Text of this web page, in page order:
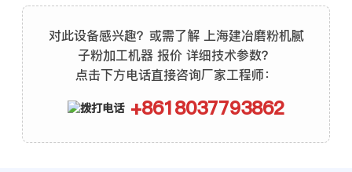
对此设备感兴趣？或需了解 上海建冶磨粉机腻
子粉加工机器 报价 详细技术参数？
点击下方电话直接咨询厂家工程师：
+8618037793862